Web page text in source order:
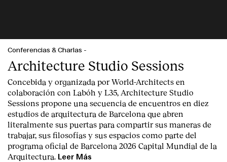
Conferencias & Charlas -
Architecture Studio Sessions
Concebida y organizada por World-Architects en
colaboración con Labóh y L35, Architecture Studio
Sessions propone una secuencia de encuentros en diez
estudios de arquitectura de Barcelona que abren
literalmente sus puertas para compartir sus maneras de
trabajar, sus filosofías y sus espacios como parte del
programa oficial de Barcelona 2026 Capital Mundial de la
Arquitectura. Leer Más